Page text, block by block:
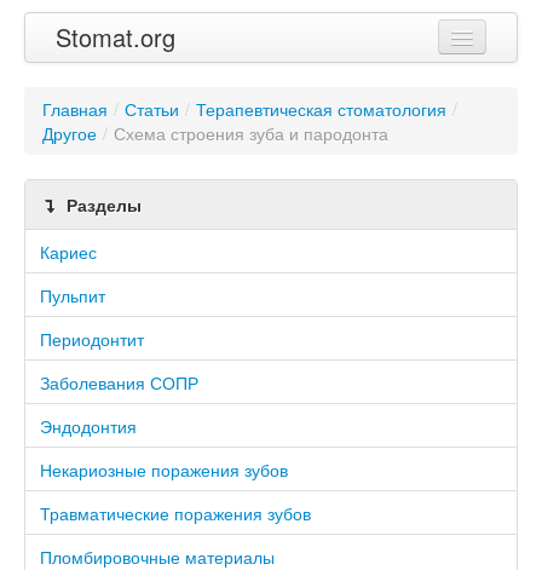
Stomat.org
Статьи
Контакты
Главная / Статьи / Терапевтическая стоматология /
Другое / Схема строения зуба и пародонта
Разделы
Кариес
Пульпит
Периодонтит
Заболевания СОПР
Эндодонтия
Некариозные поражения зубов
Травматические поражения зубов
Пломбировочные материалы